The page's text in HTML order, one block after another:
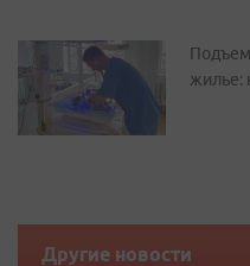
жилье:
Другие новости